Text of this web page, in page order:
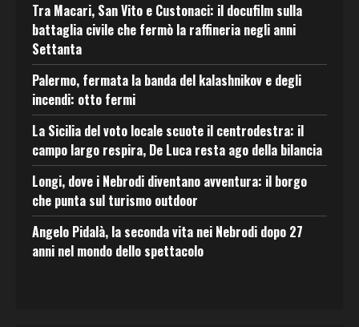
Tra Macari, San Vito e Custonaci: il docufilm sulla
battaglia civile che fermò la raffineria negli anni
Settanta
Palermo, fermata la banda del kalashnikov e degli
incendi: otto fermi
La Sicilia del voto locale scuote il centrodestra: il
campo largo respira, De Luca resta ago della bilancia
Longi, dove i Nebrodi diventano avventura: il borgo
che punta sul turismo outdoor
Angelo Pidalà, la seconda vita nei Nebrodi dopo 27
anni nel mondo dello spettacolo